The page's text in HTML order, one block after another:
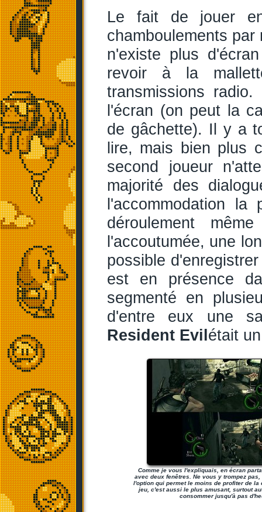
Le fait de jouer
chamboulements
n'existe plus
revoir à la
transmissions
l'écran (on peut la
de gâchette). Il y a
lire, mais bien plus
second joueur
majorité des
l'accommodation
déroulement
l'accoutumée, une
possible
est en présence
segmenté en
d'entre eux une
Resident Evilétait
Comme je vous l'expliquais, en écran
avec deux fenêtres. Ne vous y trompez
l'option qui permet le moins de profiter de la
jeu, c'est aussi le plus amusant, surtout
consommer jusqu'à pas